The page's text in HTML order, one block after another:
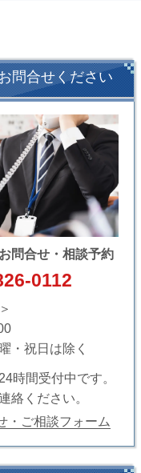
問合せください
問合せ・相談予約
0112
・祝日は除く
時間受付中です。
絡ください。
・ご相談フォーム